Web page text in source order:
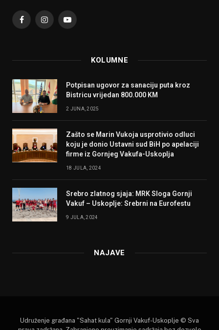
FacebookInstagramYouTube
KOLUMNE
Potpisan ugovor za sanaciju puta kroz
Bistricu vrijedan 800.000 KM
2 JUNA, 2025
Zašto se Marin Vukoja usprotivio odluci
koju je donio Ustavni sud BiH po apelaciji
firme iz Gornjeg Vakufa-Uskoplja
18 JULA, 2024
Srebro zlatnog sjaja: MRK Sloga Gornji
Vakuf – Uskoplje: Srebrni na Eurofestu
9 JULA, 2024
NAJAVE
Udruženje građana "Sahat kula" Gornji Vakuf-Uskoplje © Sva